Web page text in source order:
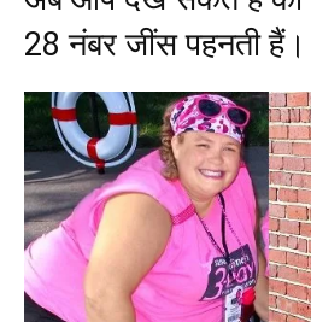
28 नंबर जींस पहनती हैं।